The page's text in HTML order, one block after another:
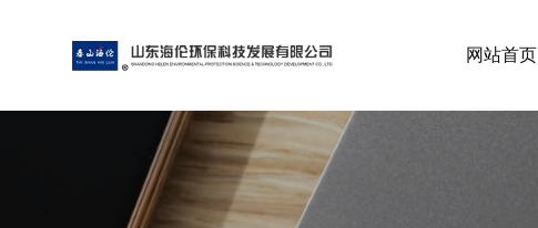
网站首页